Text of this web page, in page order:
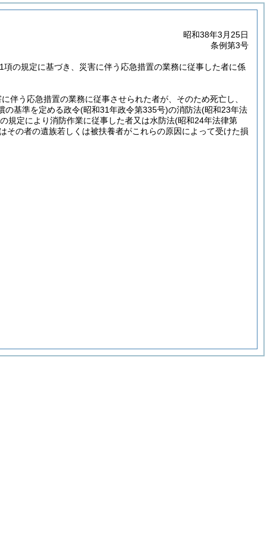
昭和38年3月25日
条例第3号
項の規定に基づき、災害に伴う応急措置の業務に従事した者に係
伴う応急措置の業務に従事させられた者が、そのため死亡し、
の基準を定める政令(昭和31年政令第335号)の消防法(昭和23年法
の規定により消防作業に従事した者又は水防法(昭和24年法律第
の者の遺族若しくは被扶養者がこれらの原因によって受けた損